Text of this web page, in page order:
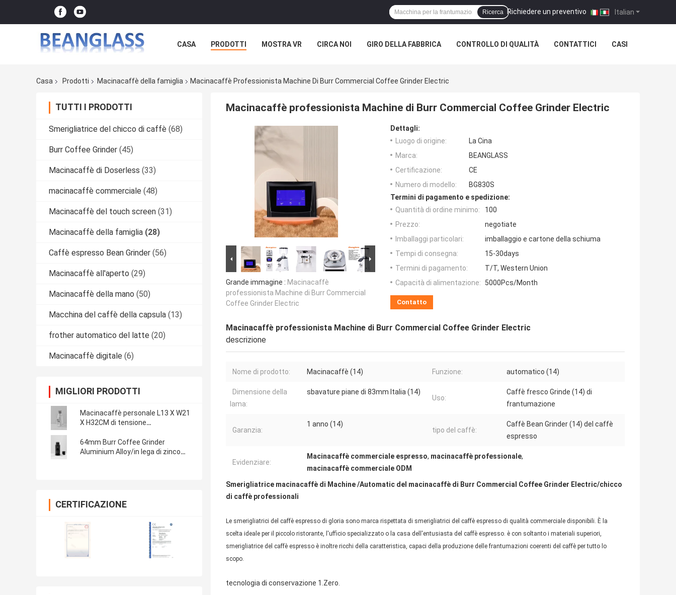
Italian
Richiedere un preventivo |
Ricerca
CASA PRODOTTI MOSTRA VR CIRCA NOI GIRO DELLA FABBRICA CONTROLLO DI QUALITÀ CONTATTICI CASI
Casa Prodotti Macinacaffè della famiglia Macinacaffè Professionista Machine Di Burr Commercial Coffee Grinder Electric
TUTTI I PRODOTTI
Smerigliatrice del chicco di caffè (68)
Burr Coffee Grinder (45)
Macinacaffè di Doserless (33)
macinacaffè commerciale (48)
Macinacaffè del touch screen (31)
Macinacaffè della famiglia (28)
Caffè espresso Bean Grinder (56)
Macinacaffè all'aperto (29)
Macinacaffè della mano (50)
Macchina del caffè della capsula (13)
frother automatico del latte (20)
Macinacaffè digitale (6)
MIGLIORI PRODOTTI
Macinacaffè personale L13 X W21
X H32CM di tensione
64mm Burr Coffee Grinder
Aluminium Alloy/in lega di zinco
CERTIFICAZIONE
Macinacaffè professionista Machine di Burr Commercial Coffee Grinder Electric
Grande immagine : Macinacaffè
professionista Machine di Burr Commercial
Coffee Grinder Electric
Dettagli:
Luogo di origine:
La Cina
Marca:
BEANGLASS
Certificazione:
CE
Numero di modello:
BG830S
Termini di pagamento e spedizione:
Quantità di ordine minimo:
100
Prezzo:
negotiate
Imballaggi particolari:
imballaggio e cartone della schiuma
Tempi di consegna:
15-30days
Termini di pagamento:
T/T, Western Union
Capacità di alimentazione:
5000Pcs/Month
Contatto
Macinacaffè professionista Machine di Burr Commercial Coffee Grinder Electric
descrizione
Nome di prodotto: Macinacaffè (14) Funzione: automatico (14)
Dimensione della
lama:
sbavature piane di 83mm Italia (14)
Uso:
Caffè fresco Grinde (14) di
frantumazione
Garanzia:
1 anno (14)
tipo del caffè:
Caffè Bean Grinder (14) del caffè
espresso
Evidenziare:
Macinacaffè commerciale espresso, macinacaffè professionale,
macinacaffè commerciale ODM
Smerigliatrice macinacaffè di Machine /Automatic del macinacaffè di Burr Commercial Coffee Grinder Electric/chicco
di caffè professionali
Le smerigliatrici del caffè espresso di gloria sono marca rispettata di smerigliatrici del caffè espresso di qualità commerciale disponibili. È la
scelta ideale per il piccolo ristorante, l'ufficio specializzato o la casa dell'entusiasta del caffè espresso. è con soltanto i materiali superiori,
smerigliatrice del caffè espresso è inoltre ricchi della caratteristica, capaci della produzione delle frantumazioni coerenti del caffè per tutto lo
scopo.
tecnologia di conservazione 1.Zero.